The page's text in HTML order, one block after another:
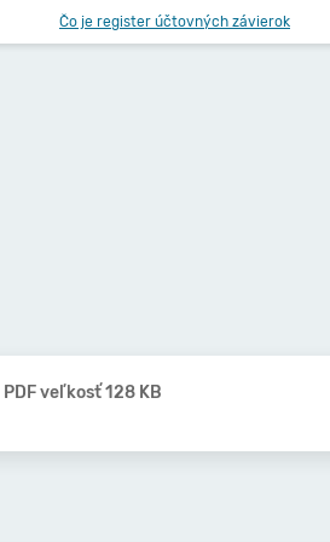
Čo je register účtovných závierok
PDF veľkosť 128 KB